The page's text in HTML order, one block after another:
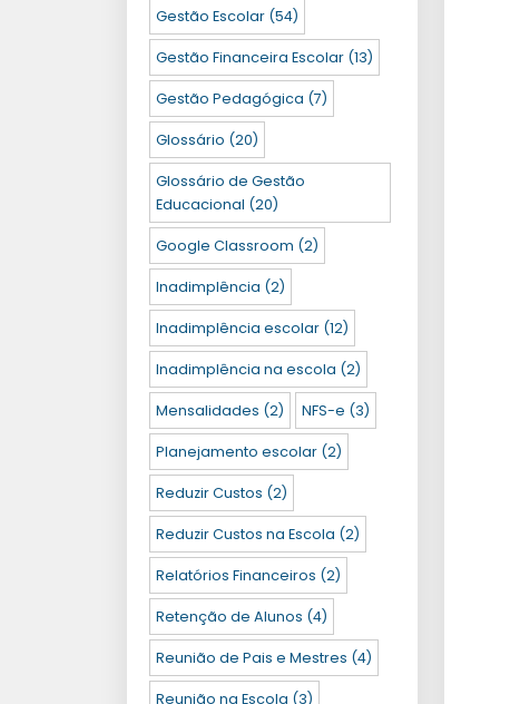
Gestão Escolar (54)
Gestão Financeira Escolar (13)
Gestão Pedagógica (7)
Glossário (20)
Glossário de Gestão
Educacional (20)
Google Classroom (2)
Inadimplência (2)
Inadimplência escolar (12)
Inadimplência na escola (2)
Mensalidades (2) NFS-e (3)
Planejamento escolar (2)
Reduzir Custos (2)
Reduzir Custos na Escola (2)
Relatórios Financeiros (2)
Retenção de Alunos (4)
Reunião de Pais e Mestres (4)
Reunião na Escola (3)